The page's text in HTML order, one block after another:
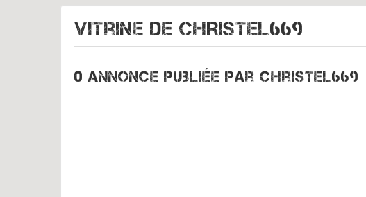
Vitrine de CHRISTEL669
0 annonce publiée par Christel669